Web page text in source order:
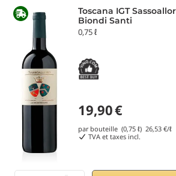
Toscana IGT
Biondi Santi
0,75 ℓ
19,90€
par bouteille (0,75 ℓ) 26,53 €/ℓ
TVA et taxes incl.